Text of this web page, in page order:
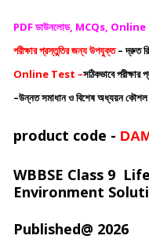
PDF ডাউনলোড, MCQs,
পরীক্ষার প্রস্তুতির জন্য উপযুক্ত– দ্রুত
Online Test –সঠিকভাবে পরীক্ষার
–উন্নত সমাধান ও বিশেষ অধ্যয়ন কৌশল
product code -
WBBSE Class 9
Environment
Published@ 2026